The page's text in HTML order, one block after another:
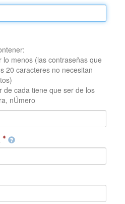
lo menos (las contraseñas que
20 caracteres no necesitan
de cada tiene que ser de los
nÚmero